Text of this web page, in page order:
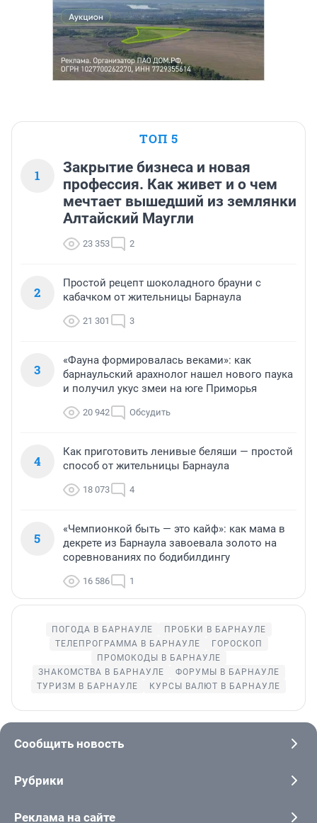
ТОП 5
1
Закрытие бизнеса и новая
профессия. Как живет и о чем
мечтает вышедший из землянки
Алтайский Маугли
23 353 2
2
Простой рецепт шоколадного брауни с
кабачком от жительницы Барнаула
21 301 3
3
«Фауна формировалась веками»: как
барнаульский арахнолог нашел нового паука
и получил укус змеи на юге Приморья
20 942 Обсудить
4
Как приготовить ленивые беляши — простой
способ от жительницы Барнаула
18 073 4
5
«Чемпионкой быть — это кайф»: как мама в
декрете из Барнаула завоевала золото на
соревнованиях по бодибилдингу
16 586 1
ПОГОДА В БАРНАУЛЕ
ПРОБКИ В БАРНАУЛЕ
ТЕЛЕПРОГРАММА В БАРНАУЛЕ
ГОРОСКОП
ПРОМОКОДЫ В БАРНАУЛЕ
ЗНАКОМСТВА В БАРНАУЛЕ
ФОРУМЫ В БАРНАУЛЕ
ТУРИЗМ В БАРНАУЛЕ
КУРСЫ ВАЛЮТ В БАРНАУЛЕ
Сообщить новость
Рубрики
Реклама на сайте